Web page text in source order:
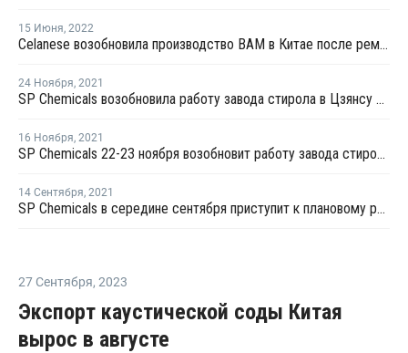
15 Июня, 2022
Celanese возобновила производство ВАМ в Китае после ремонта
24 Ноября, 2021
SP Chemicals возобновила работу завода стирола в Цзянсу после планового ремонта
16 Ноября, 2021
SP Chemicals 22-23 ноября возобновит работу завода стирола в Цзянсу после планового ремонта
14 Сентября, 2021
SP Chemicals в середине сентября приступит к плановому ремонту на заводе стирола в Цзянсу
27 Сентября, 2023
Экспорт каустической соды Китая
вырос в августе